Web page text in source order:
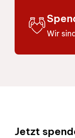
Wir
Jetzt